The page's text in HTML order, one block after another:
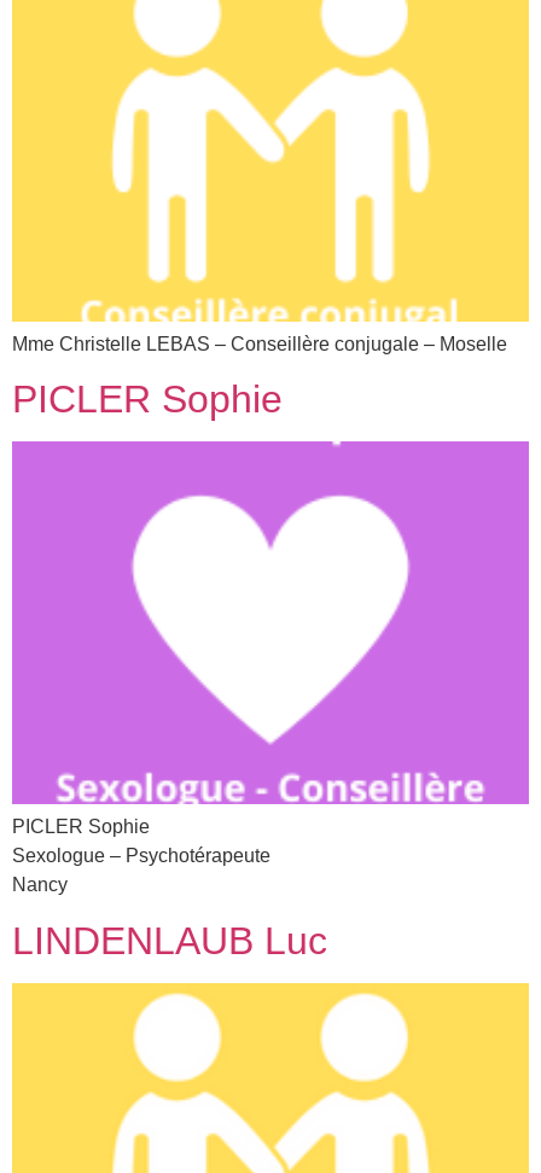
Mme Christelle LEBAS – Conseillère conjugale – Moselle
PICLER Sophie
PICLER Sophie
Sexologue – Psychotérapeute
Nancy
LINDENLAUB Luc